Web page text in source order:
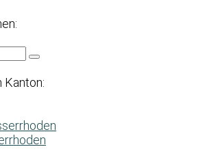
Kanton: